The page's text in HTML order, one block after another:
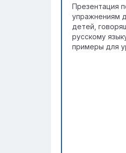
Презентация
упражнениям
детей,
русскому
примеры для